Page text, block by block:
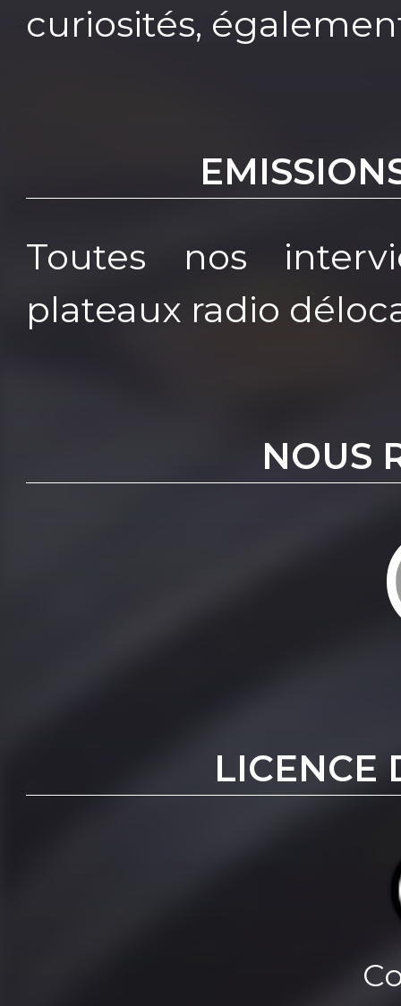
curiosités,
Toutes nos
plateaux radio
NOUS
LICENCE